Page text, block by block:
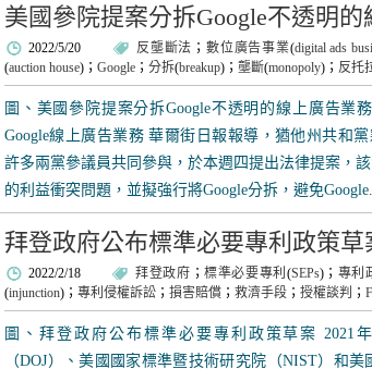
美國參院提案分拆Google不透明
2022/5/20 反壟斷法 ； 數位廣告事業(digital ads
(auction house)； Google ； 分拆(breakup)； 壟斷(monopoly)； 反托
圖、美國參院提案分拆Google不透明的線上廣告業
Google線上廣告業務 華爾街日報報導，猶他州共和
許多兩黨參議員共同參與，於本週四提出法律提案，
的利益衝突問題，並擬強行將Google分拆，避免
拜登政府公布標準必要專利政策草
2022/2/18 拜登政府 ； 標準必要專利 (SEPs)； 專利
(injunction)； 專利侵權訴訟 ； 損害賠償 ； 救濟手段 ； 授權談判 ；
圖、拜登政府公布標準必要專利政策草案 2021
（DOJ）、美國國家標準暨技術研究院（NIST）和美